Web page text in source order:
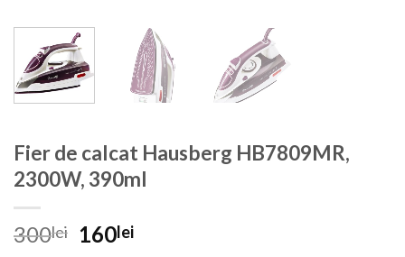
Fier de calcat Hausberg HB7809MR,
2300W, 390ml
300lei
Prețul
160leiPrețul